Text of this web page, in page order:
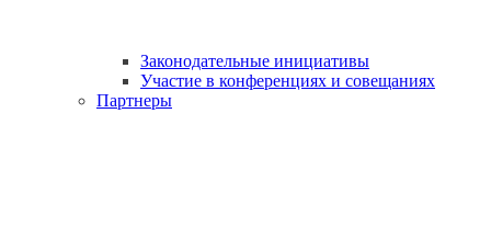
Законодательные инициативы
Участие в конференциях и совещаниях
Партнеры